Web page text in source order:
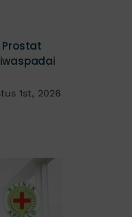
Prostat
1st, 2026